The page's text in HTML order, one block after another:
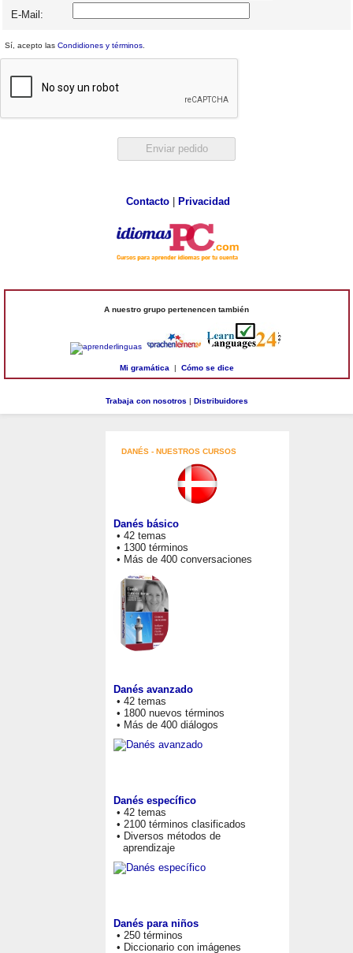
E-Mail:
Sí, acepto las Condidiones y términos
Contacto| Privacidad
A nuestro grupo pertenencen también
Mi gramática | Cómo se dice
Trabaja con nosotros | Distribuidores
DANÉS - NUESTROS CURSOS
Danés básico
• 42 temas
• 1300 términos
• Más de 400 conversaciones
Danés avanzado
• 42 temas
• 1800 nuevos términos
• Más de 400 diálogos
Danés específico
• 42 temas
• 2100 términos clasificados
• Diversos métodos de
aprendizaje
Danés para niños
• 250 términos
• Diccionario con imágenes